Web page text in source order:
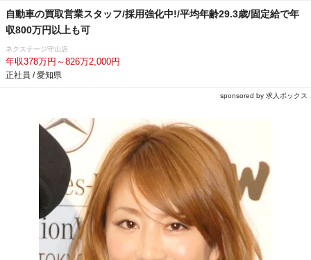
自動車の買取営業スタッフ/採用強化中!/平均年齢29.3歳/固定給で年
収800万円以上も可
ネクステージ守山店
年収378万円～826万2,000円
正社員 / 愛知県
sponsored by 求人ボックス